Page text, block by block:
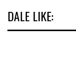
DALE LIKE: